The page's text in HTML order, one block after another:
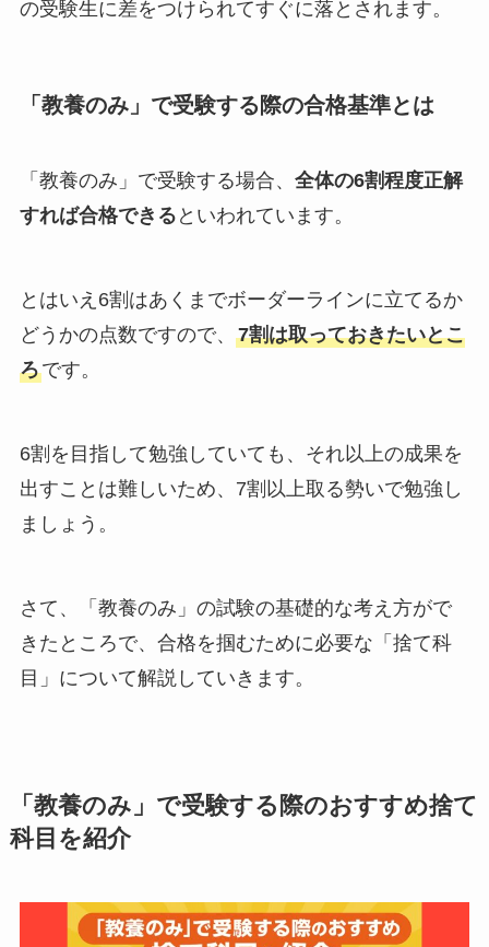
の受験生に差をつけられてすぐに落とされます。
「教養のみ」で受験する際の合格基準とは
「教養のみ」で受験する場合、 全体の6割程度正解
すれば合格できる といわれています。
とはいえ6割はあくまでボーダーラインに立てるか
どうかの点数ですので、 7割は取っておきたいとこ
ろです。
6割を目指して勉強していても、それ以上の成果を
出すことは難しいため、7割以上取る勢いで勉強し
ましょう。
さて、「教養のみ」の試験の基礎的な考え方がで
きたところで、合格を掴むために必要な「捨て科
目」について解説していきます。
「教養のみ」で受験する際のおすすめ捨て
科目を紹介